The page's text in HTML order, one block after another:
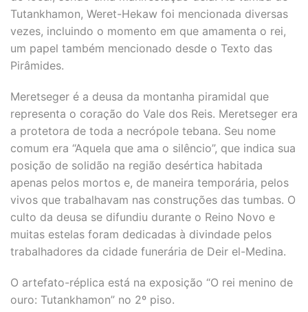
Tutankhamon, Weret-Hekaw foi mencionada diversas
vezes, incluindo o momento em que amamenta o rei,
um papel também mencionado desde o Texto das
Pirâmides.
Meretseger é a deusa da montanha piramidal que
representa o coração do Vale dos Reis. Meretseger era
a protetora de toda a necrópole tebana. Seu nome
comum era “Aquela que ama o silêncio”, que indica sua
posição de solidão na região desértica habitada
apenas pelos mortos e, de maneira temporária, pelos
vivos que trabalhavam nas construções das tumbas. O
culto da deusa se difundiu durante o Reino Novo e
muitas estelas foram dedicadas à divindade pelos
trabalhadores da cidade funerária de Deir el-Medina.
O artefato-réplica está na exposição “O rei menino de
ouro: Tutankhamon” no 2º piso.